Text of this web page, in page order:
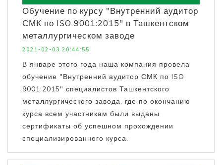
Обучение по курсу "Внутренний аудитор
СМК по ISO 9001:2015" в Ташкентском
металлургическом заводе
2021-02-03 20:44:55
В январе этого года наша компания провела
обучение "Внутренний аудитор СМК по ISO
9001:2015" специалистов Ташкентского
металлургического завода, где по окончанию
курса всем участникам были выданы
сертификаты об успешном прохождении
специализированного курса.